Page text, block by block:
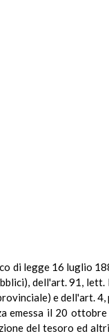
di legge 16 luglio
dell'art. 91, lett.
e dell'art. 4,
emessa il 20
del tesoro ed